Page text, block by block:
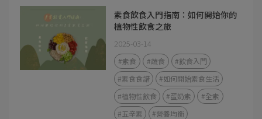
素食飲食入門指南：如何開始你的
植物性飲食之旅
2025-03-14
#素食 #蔬食
#飲食入門
#素食食譜
#如何開始素食生活
#植物性飲食
#蛋奶素
#全素
#五辛素
#營養均衡